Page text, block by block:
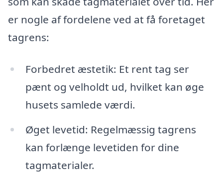
er nogle af fordelene ved at få foretaget
tagrens:
Forbedret æstetik: Et rent tag ser
pænt og velholdt ud, hvilket kan øge
husets samlede værdi.
Øget levetid: Regelmæssig tagrens
kan forlænge levetiden for dine
tagmaterialer.